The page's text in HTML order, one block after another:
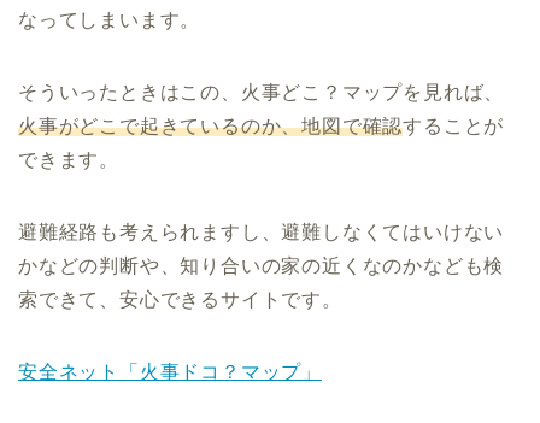
なってしまいます。
そういったときはこの、火事どこ？マップを見れば、
火事がどこで起きているのか、地図で確認することが
できます。
避難経路も考えられますし、避難しなくてはいけない
かなどの判断や、知り合いの家の近くなのかなども検
索できて、安心できるサイトです。
安全ネット「火事ドコ？マップ」